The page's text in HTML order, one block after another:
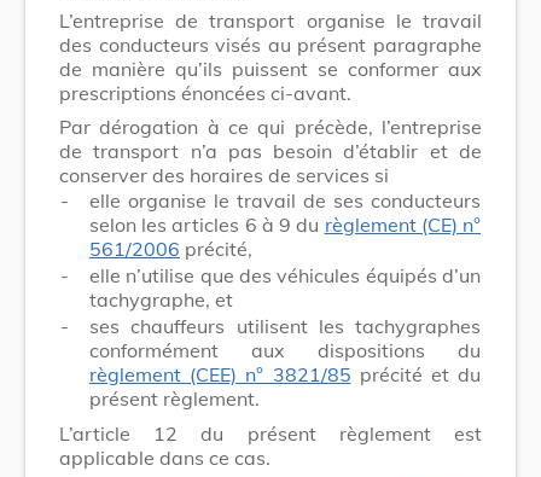
L’entreprise de transport organise le travail
des conducteurs visés au présent paragraphe
de manière qu’ils puissent se conformer aux
prescriptions énoncées ci-avant.
Par dérogation à ce qui précède, l’entreprise
de transport n’a pas besoin d’établir et de
conserver des horaires de services si
-
elle organise le travail de ses conducteurs
selon les articles 6 à 9 du règlement (CE) n°
561/2006 précité,
-
elle n’utilise que des véhicules équipés d’un
tachygraphe, et
-
ses chauffeurs utilisent les tachygraphes
conformément aux dispositions du
règlement (CEE) n° 3821/85 précité et du
présent règlement.
L’article 12 du présent règlement est
applicable dans ce cas.